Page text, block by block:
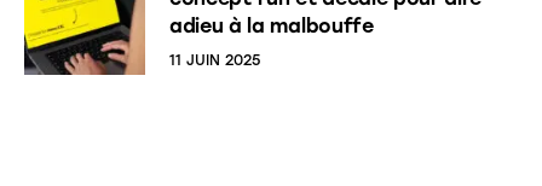
adieu à la malbouffe
11 JUIN 2025